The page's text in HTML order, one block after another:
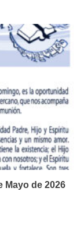
Mayo de 2026